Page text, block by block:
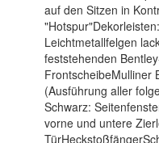
auf den Sitzen in
Leichtmetallfelgen
feststehenden
FrontscheibeMulliner
(Ausführung aller
Schwarz:
vorne und untere